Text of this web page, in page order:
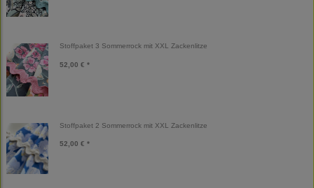
Stoffpaket 3 Sommerrock mit XXL Zackenlitze
52,00 € *
Stoffpaket 2 Sommerrock mit XXL Zackenlitze
52,00 € *